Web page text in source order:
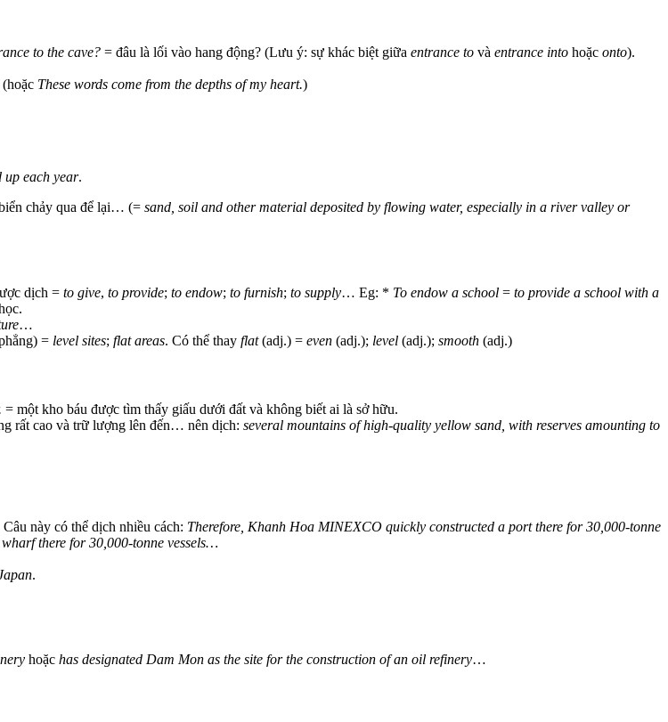
to the cave? = đâu là lối vào hang động? (Lưu ý: sự khác biệt giữa entrance to và entrance into hoặc onto).
(hoặc These words come from the depths of my heart.)
up each year.
chảy qua để lại… (= sand, soil and other material deposited by flowing water, especially in a river valley or
dịch = to give, to provide; to endow; to furnish; to supply… Eg: * To endow a school = to provide a school with a
…
= level sites; flat areas. Có thể thay flat(adj.) = even (adj.); level (adj.); smooth (adj.)
= một kho báu được tìm thấy giấu dưới đất và không biết ai là sở hữu.
rất cao và trữ lượng lên đến… nên dịch: several mountains of high-quality yellow sand, with reserves amounting to
này có thể dịch nhiều cách: Therefore, Khanh Hoa MINEXCO quickly constructed a port there for 30,000-tonne
there for 30,000-tonne vessels…
.
hoặc has designated Dam Mon as the site for the construction of an oil refinery…